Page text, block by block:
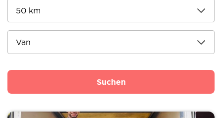
Suchen